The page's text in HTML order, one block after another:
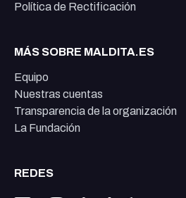
Política de Rectificación
MÁS SOBRE MALDITA.ES
Equipo
Nuestras cuentas
Transparencia de la organización
La Fundación
REDES